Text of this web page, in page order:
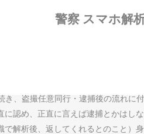
警察 スマホ解
ことが判明したので、事の顛末
き、盗撮任意同行・逮捕後の流れ
認め、正直に言えば逮捕とかは
解析後、返してくれるとのこと